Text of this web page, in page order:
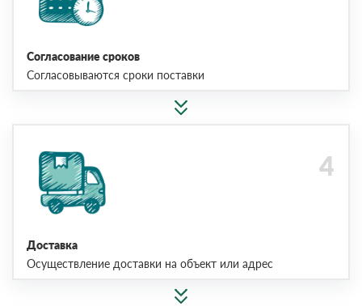
Согласование сроков
Согласовываются сроки поставки
Доставка
Осуществление доставки на объект или адрес